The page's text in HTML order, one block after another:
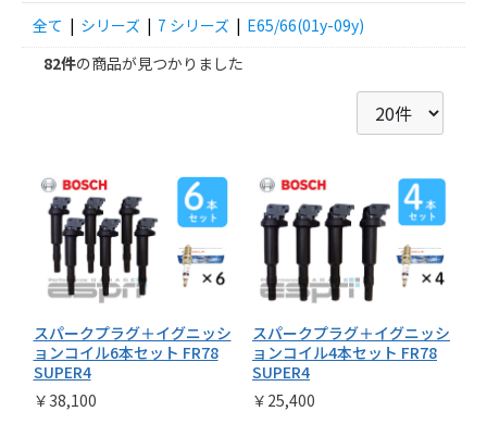
全て | シリーズ | 7 シリーズ | E65/66(01y-09y)
82件の商品が見つかりました
スパークプラグ＋イグニッシ
ョンコイル6本セット FR78
SUPER4
￥38,100
スパークプラグ＋イグニッシ
ョンコイル4本セット FR78
SUPER4
￥25,400